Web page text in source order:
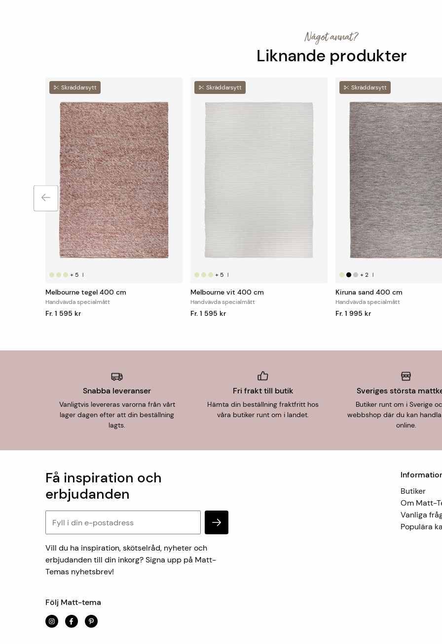
Något annat?
Liknande produkter
Skräddarsytt
+ 5 |
Melbourne tegel 400 cm
Handvävda specialmått
Fr. 1 595 kr
Skräddarsytt
+ 5 |
Melbourne vit 400 cm
Handvävda specialmått
Fr. 1 595 kr
Skräddarsytt
+2 |
Kiruna sand 400 cm
Handvävda specialmått
Fr. 1 995 kr
Snabba leveranser
Vanligtvis levereras varorna från vårt
lager dagen efter att din beställning
lagts.
Fri frakt till butik
Hämta din beställning fraktfritt hos
våra butiker runt om i landet.
Sveriges största
Butiker runt om i Sverige
webbshop där du kan
online.
Butiker
Om Matt-
Vanliga
Populära
Få inspiration och
erbjudanden
Vill du ha inspiration, skötselråd, nyheter och
erbjudanden till din inkorg? Signa upp på Matt-
Temas nyhetsbrev!
Följ Matt-tema